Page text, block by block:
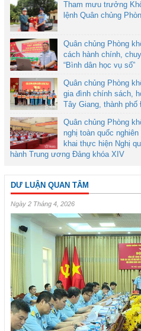
Tham mưu trưởng
lệnh Quân chủng
Quân chủng Phòng
cách hành chính,
“Bình dân học vụ số”
Quân chủng Phòng
gia đình chính sách,
Tây Giang, thành phố
Quân chủng Phòng
nghị toàn quốc
khai thực hiện Nghị
hành Trung ương Đảng khóa XIV
DƯ LUẬN QUAN TÂM
Ngày 2 Tháng 4, 2026